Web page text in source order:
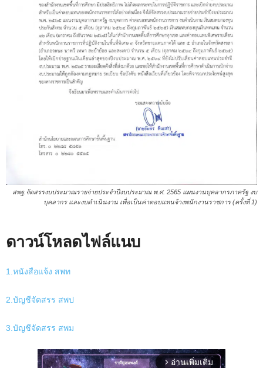
สพฐ.จัดสรรงบประมาณรายจ่ายประจำปีงบประมาณ พ.ศ. 2565 แผนงานบุคลากรภาครัฐ งบ
บุคลากร และงบดำเนินงาน เพื่อเป็นค่าตอบแทนจ้างพนักงานราชการ (ครั้งที่ 1)
ดาวน์โหลดไฟล์แนบ
1.หนังสือแจ้ง สพท
2.บัญชีจัดสรร สพป
3.บัญชีจัดสรร สพม
arrow_forward_ios อ่านเพิ่มเติม